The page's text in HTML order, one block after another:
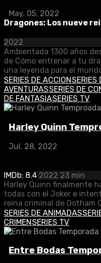
May. 05, 2022
Dragones: Los nueve
2022
Ambientada 1300 años
de Cómo entrenar a tu
una leyenda para el
SERIES DE ACCIONSERIES
AVENTURASSERIES DE
DE FANTASIASERIES TV
Harley Quinn
Jul. 28, 2022
IMDb: 8.4 2022 23 min
Harley Quinn finalmente
todas con el Joker e
reina criminal de Gotham
SERIES DE ANIMADAS
CRIMENSERIES TV
Entre Bodas